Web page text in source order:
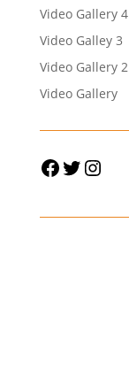
Video Gallery 4
Video Galley 3
Video Gallery 2
Video Gallery
Facebook
Twitter